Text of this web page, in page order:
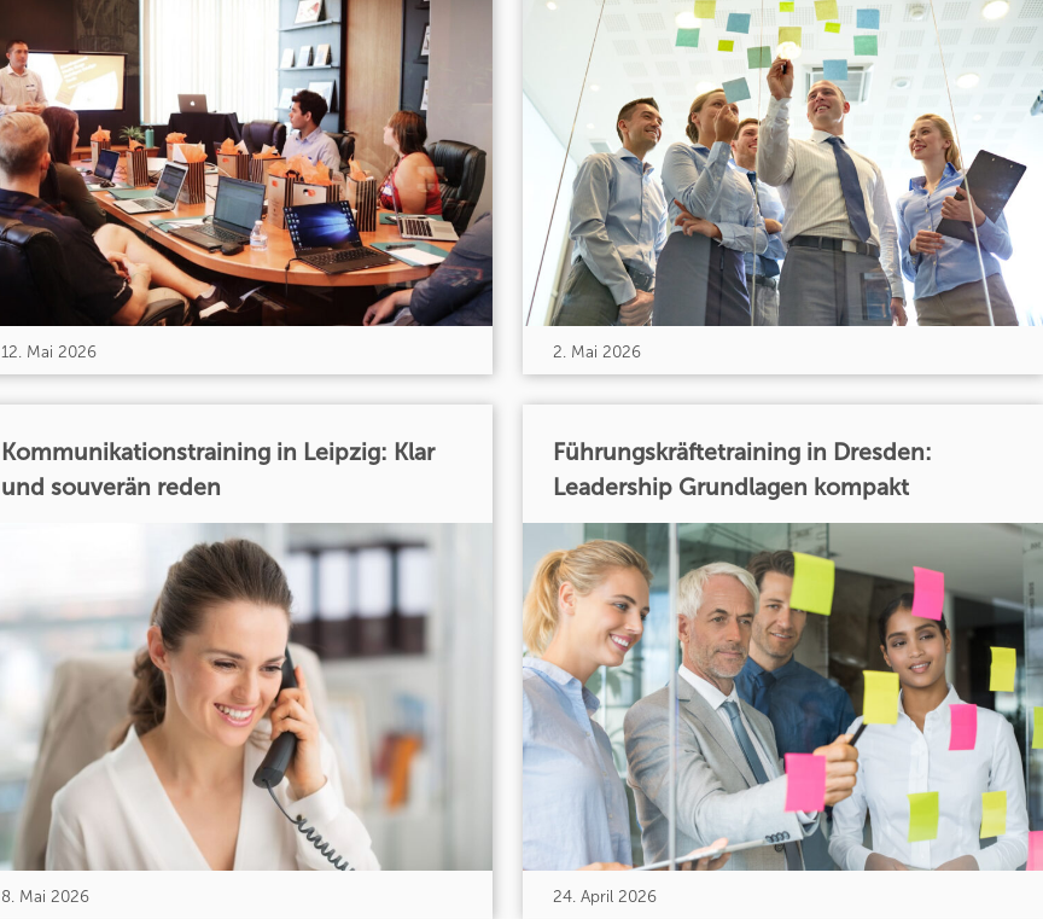
12. Mai 2026
Kommunikationstraining in Leipzig: Klar
und souverän reden
8. Mai 2026
2. Mai 2026
Führungskräftetraining in Dresden:
Leadership Grundlagen kompakt
24. April 2026